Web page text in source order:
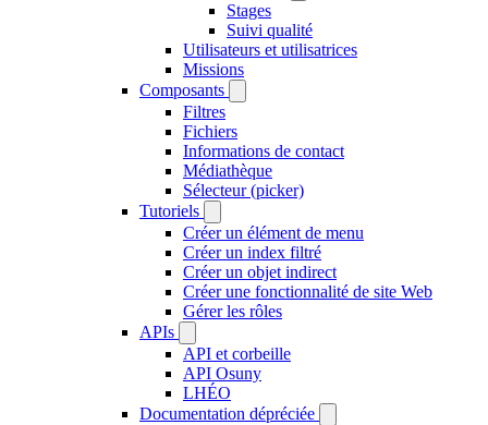
Stages
Suivi qualité
Utilisateurs et utilisatrices
Missions
Composants
Filtres
Fichiers
Informations de contact
Médiathèque
Sélecteur (picker)
Tutoriels
Créer un élément de menu
Créer un index filtré
Créer un objet indirect
Créer une fonctionnalité de site Web
Gérer les rôles
APIs
API et corbeille
API Osuny
LHÉO
Documentation dépréciée